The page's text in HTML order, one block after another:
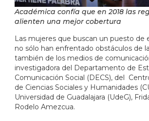
Académica confía que en 2018 las
alienten una mejor cobertura
Las mujeres que buscan un puesto de
no sólo han enfrentado obstáculos de
también de los medios de
investigadora del Departamento de
Comunicación Social (DECS), del
de Ciencias Sociales y Humanidades
Universidad de Guadalajara (UdeG),
Rodelo Amezcua.